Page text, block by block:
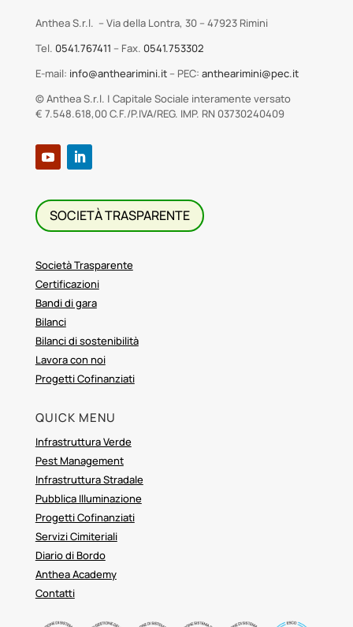
Anthea S.r.l. – Via della Lontra, 30 – 47923 Rimini
Tel. 0541.767411 – Fax. 0541.753302
E-mail: info@anthearimini.it– PEC: anthearimini@pec.it
© Anthea S.r.l. | Capitale Sociale interamente versato
€ 7.548.618,00 C.F./P.IVA/REG. IMP. RN 03730240409
SOCIETÀ TRASPARENTE
Società Trasparente
Certificazioni
Bandi di gara
Bilanci
Bilanci di sostenibilità
Lavora con noi
Progetti Cofinanziati
QUICK MENU
Infrastruttura Verde
Pest Management
Infrastruttura Stradale
Pubblica Illuminazione
Progetti Cofinanziati
Servizi Cimiteriali
Diario di Bordo
Anthea Academy
Contatti